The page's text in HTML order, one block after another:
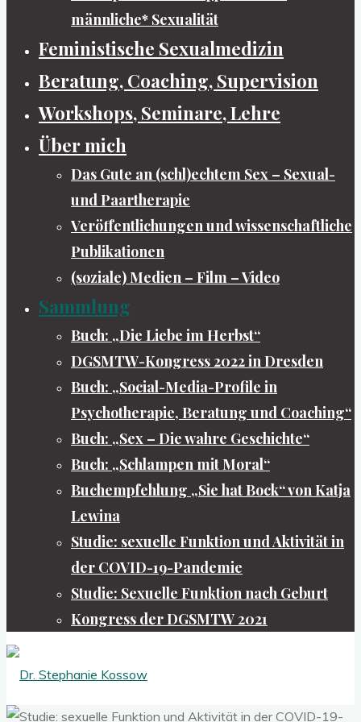
männliche* Sexualität
Feministische Sexualmedizin
Beratung, Coaching, Supervision
Workshops, Seminare, Lehre
Über mich
Das Gute an (schl)echtem Sex – Sexual-
und Paartherapie
Veröffentlichungen und wissenschaftliche
Publikationen
(soziale) Medien – Film – Video
Sammlung
Buch: „Die Liebe im Herbst“
DGSMTW-Kongress 2022 in Dresden
Buch: „Social-Media-Profile in
Psychotherapie, Beratung und Coaching“
Buch: „Sex – Die wahre Geschichte“
Buch: „Schlampen mit Moral“
Buchempfehlung „Sie hat Bock“ von Katja
Lewina
Studie: sexuelle Funktion und Aktivität in
der COVID-19-Pandemie
Studie: Sexuelle Funktion nach Geburt
Kongress der DGSMTW 2021